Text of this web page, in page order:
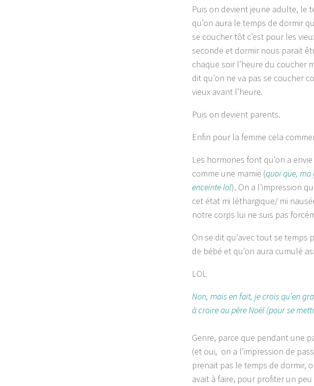
Puis on devient jeune adulte, le
qu’on aura le temps de dormir
se coucher tôt c’est pour les
seconde et dormir nous parait
chaque soir l’heure du coucher
dit qu’on ne va pas se coucher
vieux avant l’heure.
Puis on devient parents.
Enfin pour la femme cela
Les hormones font qu’on a
comme une mamie (quoi que, ma
enceinte lol). On a l’impression
cet état mi léthargique/ mi
notre corps lui ne suis pas
On se dit qu’avec tout se temps
de bébé et qu’on aura cumulé
LOL
Non, mais en fait, je crois qu’en
à croire au père Noël (pour se
Genre, parce que pendant une
(et oui, on a l’impression de
prenait pas le temps de dormir,
avait à faire, pour profiter un